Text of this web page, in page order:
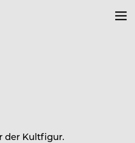
der Kultfigur.